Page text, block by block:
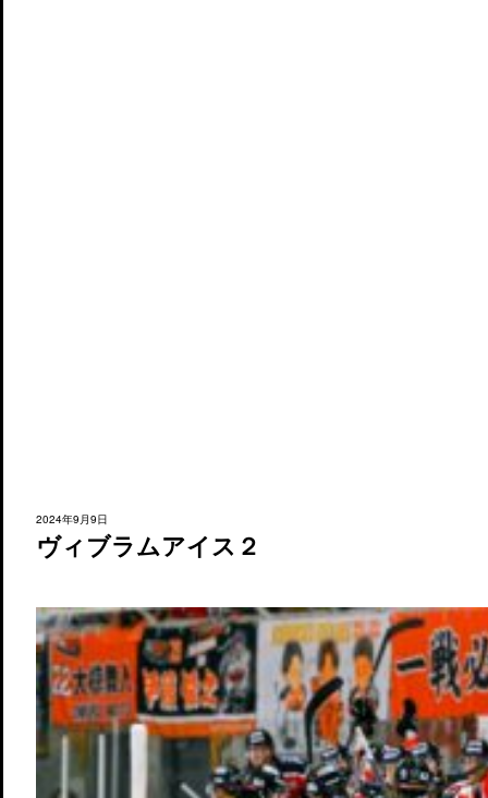
2024年9月9日
ヴィブラムアイス２